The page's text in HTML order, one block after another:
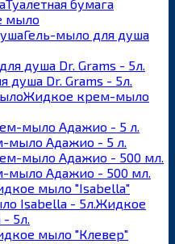
Туалетная бумага
мыло
Гель-мыло для душа
душа Dr. Grams - 5л.
Жидкое крем-мыло
мыло Адажио - 5 л.
мыло Адажио - 500 мл.
мыло "Isabella"
Жидкое
5л.
мыло "Клевер"